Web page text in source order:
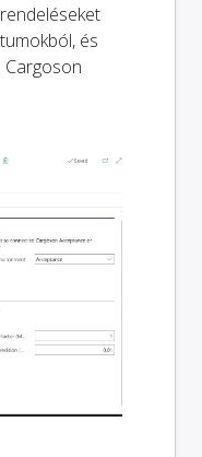
és
Cargoson